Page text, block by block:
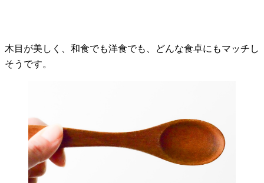
木目が美しく、和食でも洋食でも、どんな食卓にもマッチし
そうです。